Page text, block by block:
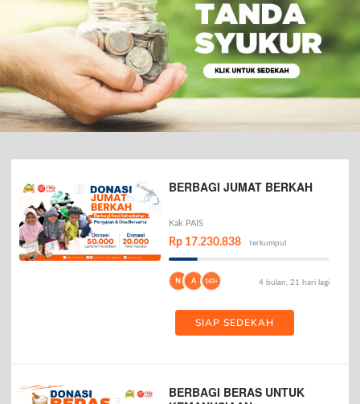
BERBAGI JUMAT BERKAH
Kak PAIS
Rp 17.230.838 terkumpul
N A 143+ 4 bulan, 21 hari lagi
SIAP SEDEKAH
BERBAGI BERAS UNTUK